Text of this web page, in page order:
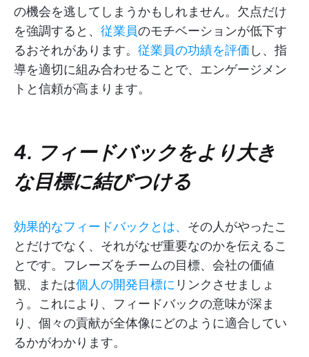
の機会を逃してしまうかもしれません。欠点だけ
を強調すると、 従業員のモチベーションが低下す
るおそれがあります。 従業員の功績を評価 し、指
導を適切に組み合わせることで、エンゲージメン
トと信頼が高まります。
4. フィードバックをより大き
な目標に結びつける
効果的なフィードバックとは、 その人がやったこ
とだけでなく、それがなぜ重要なのかを伝えるこ
とです。フレーズをチームの目標、会社の価値
観、または個人の開発目標に リンクさせましょ
う。これにより、フィードバックの意味が深ま
り、個々の貢献が全体像にどのように適合してい
るかがわかります。